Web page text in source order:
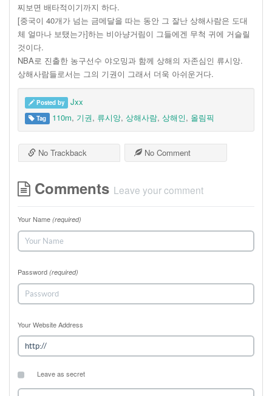
찌보면 배타적이기까지 하다.
[중국이 40개가 넘는 금메달을 따는 동안 그 잘난 상해사람은 도대
체 얼마나 보탰는가]하는 비아냥거림이 그들에겐 무척 귀에 거슬릴
것이다.
NBA로 진출한 농구선수 야오밍과 함께 상해의 자존심인 류시앙.
상해사람들로서는 그의 기권이 그래서 더욱 아쉬운거다.
Posted by Jxx
Tag 110m, 기권, 류시앙, 상해사람, 상해인, 올림픽
No Trackback No Comment
Comments Leave your comment
Your Name (required)
Password (required)
Your Website Address
Leave as secret